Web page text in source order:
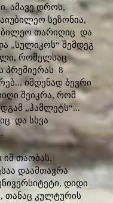
ამავე დროს,
სეზონია,
თარიღიც და
„სულიკოს“ შემდეგ
რომელსაც
პრემიერას 8
იმდენად ბევრი
შეიკრა, რომ
„ჰამლეტს“...
და სხვა
იმ თაობას,
დაამთავრა
დიდი
თანაც კულტურის